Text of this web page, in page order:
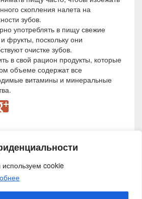
cookie
скопления налета на
зубов.
употреблять в пищу свежие
фрукты, поскольку они
очистке зубов.
в свой рацион продукты, которые
объеме содержат все
витамины и минеральные
— Никогда не поздно заботиться о
здоровье